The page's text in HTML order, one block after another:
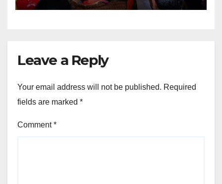
Leave a Reply
Your email address will not be published. Required
fields are marked *
Comment*